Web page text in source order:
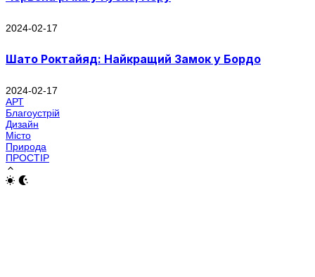
2024-02-17
Шато Роктайяд: Найкращий Замок у Бордо
2024-02-17
АРТ
Благоустрій
Дизайн
Місто
Природа
ПРОСТІР